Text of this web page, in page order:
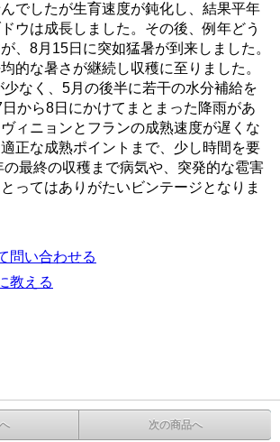
でしたが生育速度が鈍化し、結果平年
ウは成長しました。その後、例年どう
、8月15日に突如猛暑が到来しました。
的な暑さが継続し収穫に至りました。
なく、5月の後半に若干の水分補給を
から8日にかけてまとまった降雨があ
ィニョンとフランの成熟速度が遅くな
正な成熟ポイントまで、少し時間を要
の最終の収穫まで病気や、突発的な雹害
ってはありがたいビンテージとなりま
問い合わせる
教える
次の商品へ